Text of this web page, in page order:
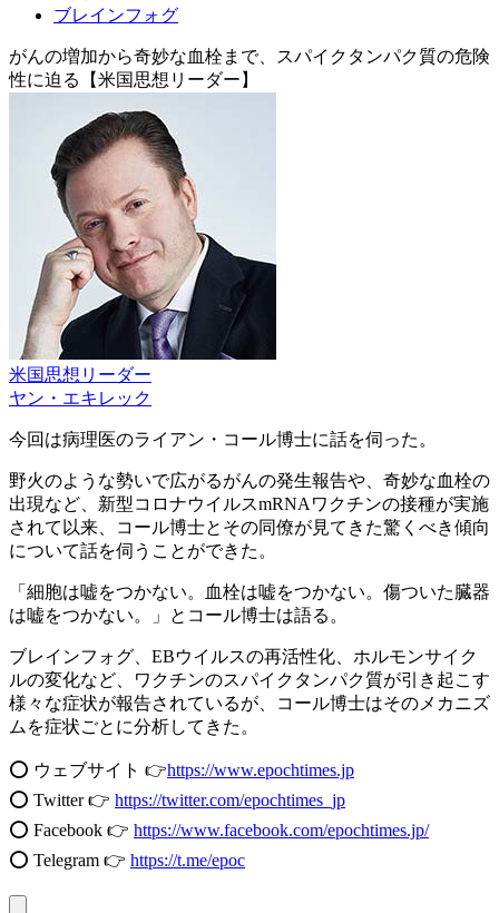
ブレインフォグ
がんの増加から奇妙な血栓まで、スパイクタンパク質の危険
性に迫る【米国思想リーダー】
米国思想リーダー
ヤン・エキレック
今回は病理医のライアン・コール博士に話を伺った。
野火のような勢いで広がるがんの発生報告や、奇妙な血栓の
出現など、新型コロナウイルスmRNAワクチンの接種が実施
されて以来、コール博士とその同僚が見てきた驚くべき傾向
について話を伺うことができた。
「細胞は嘘をつかない。血栓は嘘をつかない。傷ついた臓器
は嘘をつかない。」とコール博士は語る。
ブレインフォグ、EBウイルスの再活性化、ホルモンサイク
ルの変化など、ワクチンのスパイクタンパク質が引き起こす
様々な症状が報告されているが、コール博士はそのメカニズ
ムを症状ごとに分析してきた。
⭕️ ウェブサイト 👉https://www.epochtimes.jp​​
⭕️ Twitter 👉 https://twitter.com/epochtimes_jp
⭕️ Facebook 👉 https://www.facebook.com/epochtimes.jp/
⭕️ Telegram 👉 https://t.me/epoc